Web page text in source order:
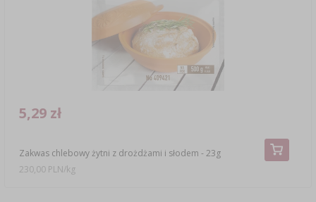
Zakwas chlebowy żytni z drożdżami i słodem - 23g
5,29 zł
230,00 PLN/kg